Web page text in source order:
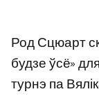
Род Сцюарт
будзе ўсё»
турнэ па